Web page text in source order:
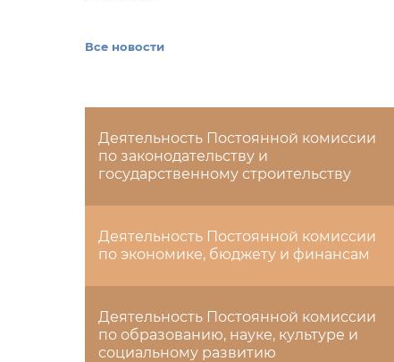
Все новости
Деятельность Постоянной комиссии
по законодательству и
государственному строительству
Деятельность Постоянной комиссии
по экономике, бюджету и финансам
Деятельность Постоянной комиссии
по образованию, науке, культуре и
социальному развитию